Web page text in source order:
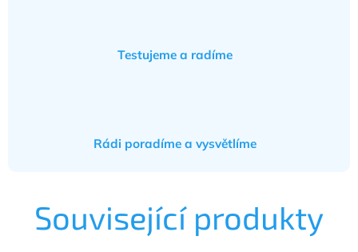
Testujeme a radíme
Rádi poradíme a vysvětlíme
Související produkty